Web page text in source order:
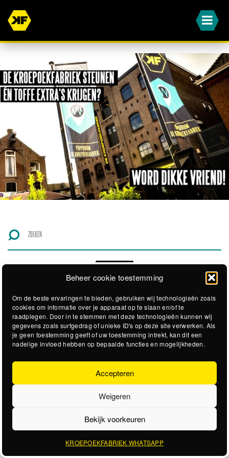
Beheer cookie toestemming
Om de beste ervaringen te bieden, gebruiken wij technologieën zoals
cookies om informatie over je apparaat op te slaan en/of te
raadplegen. Door in te stemmen met deze technologieën kunnen wij
gegevens zoals surfgedrag of unieke ID's op deze site verwerken. Als
je geen toestemming geeft of uw toestemming intrekt, kan dit een
nadelige invloed hebben op bepaalde functies en mogelijkheden.
Accepteren
Weigeren
Bekijk voorkeuren
KROEPOEKFABRIEK WHATSAPP
WORD JIJ OOK EEN VAN ONZE DIKKE VRIENDEN?